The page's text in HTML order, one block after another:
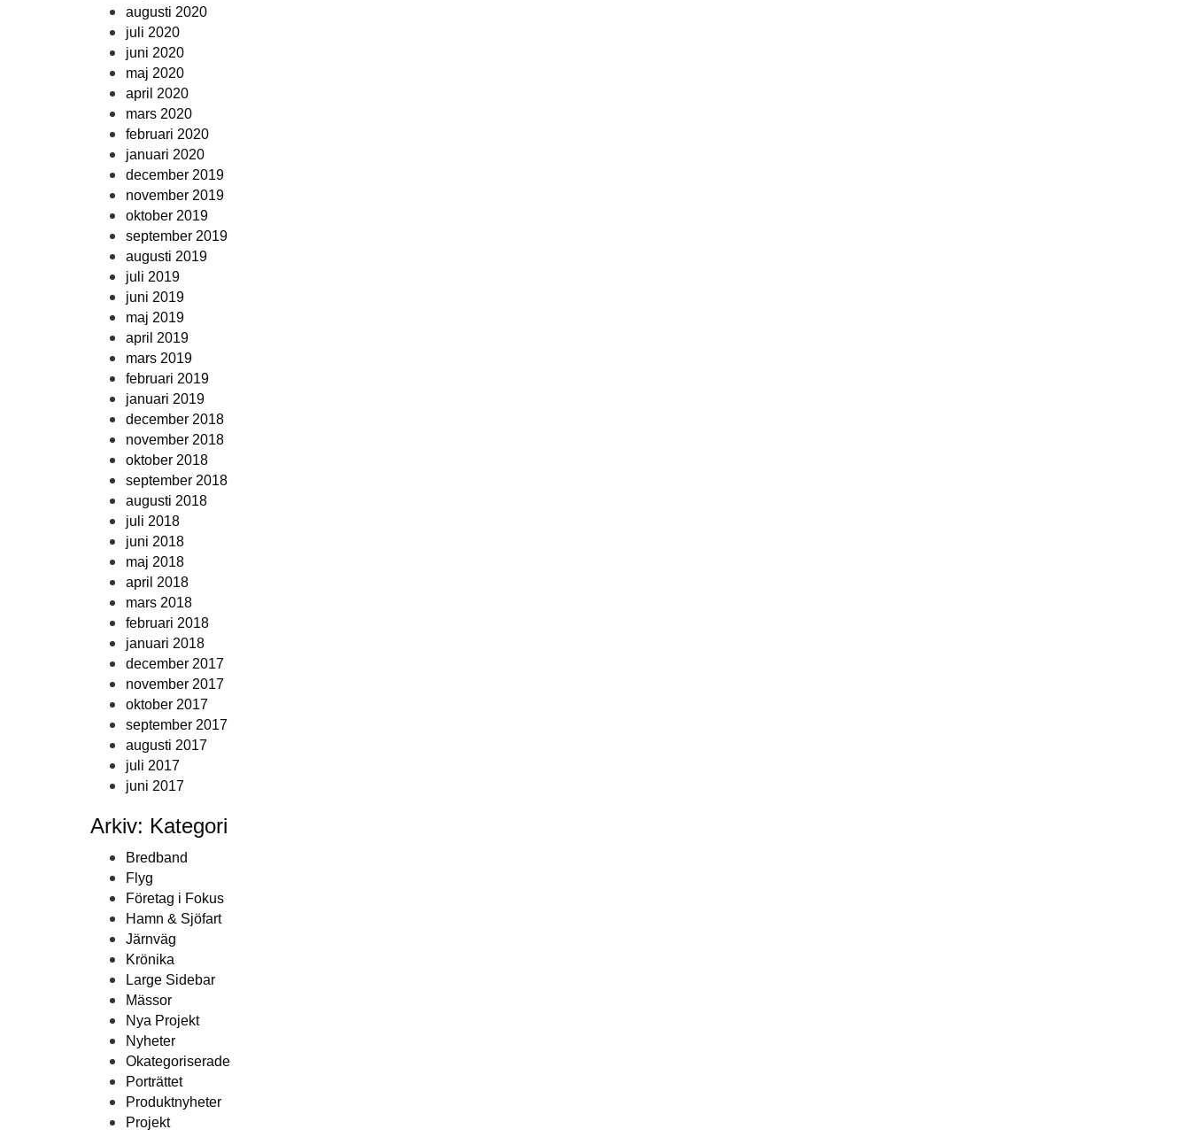
augusti 2020
juli 2020
juni 2020
maj 2020
april 2020
mars 2020
februari 2020
januari 2020
december 2019
november 2019
oktober 2019
september 2019
augusti 2019
juli 2019
juni 2019
maj 2019
april 2019
mars 2019
februari 2019
januari 2019
december 2018
november 2018
oktober 2018
september 2018
augusti 2018
juli 2018
juni 2018
maj 2018
april 2018
mars 2018
februari 2018
januari 2018
december 2017
november 2017
oktober 2017
september 2017
augusti 2017
juli 2017
juni 2017
Arkiv: Kategori
Bredband
Flyg
Företag i Fokus
Hamn & Sjöfart
Järnväg
Krönika
Large Sidebar
Mässor
Nya Projekt
Nyheter
Okategoriserade
Porträttet
Produktnyheter
Projekt